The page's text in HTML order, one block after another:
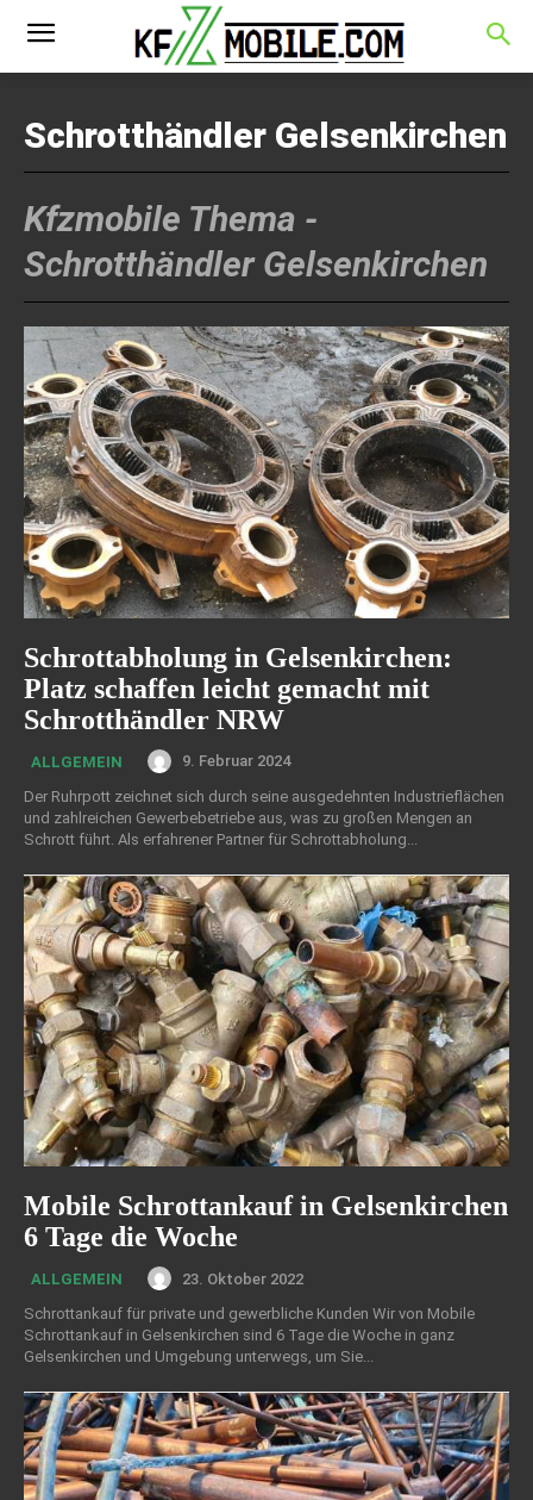
Schrotthändler Gelsenkirchen
Kfzmobile Thema -
Schrotthändler Gelsenkirchen
Schrottabholung in Gelsenkirchen:
Platz schaffen leicht gemacht mit
Schrotthändler NRW
ALLGEMEIN
9. Februar 2024
Der Ruhrpott zeichnet sich durch seine ausgedehnten Industrieflächen
und zahlreichen Gewerbebetriebe aus, was zu großen Mengen an
Schrott führt. Als erfahrener Partner für Schrottabholung...
Mobile Schrottankauf in Gelsenkirchen
6 Tage die Woche
ALLGEMEIN
23. Oktober 2022
Schrottankauf für private und gewerbliche Kunden Wir von Mobile
Schrottankauf in Gelsenkirchen sind 6 Tage die Woche in ganz
Gelsenkirchen und Umgebung unterwegs, um Sie...